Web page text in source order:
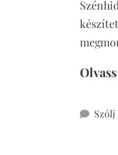
Szólj